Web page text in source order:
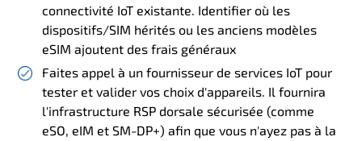
connectivité IoT existante. Identifier où les
dispositifs/SIM hérités ou les anciens modèles
eSIM ajoutent des frais généraux
Faites appel à un fournisseur de services IoT pour
tester et valider vos choix d'appareils. Il fournira
l'infrastructure RSP dorsale sécurisée (comme
eSO, eIM et SM-DP+) afin que vous n'ayez pas à la